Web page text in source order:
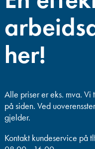
her!
Alle priser er eks. mva. Vi
på siden. Ved
gjelder.
Kontakt kundeservice på